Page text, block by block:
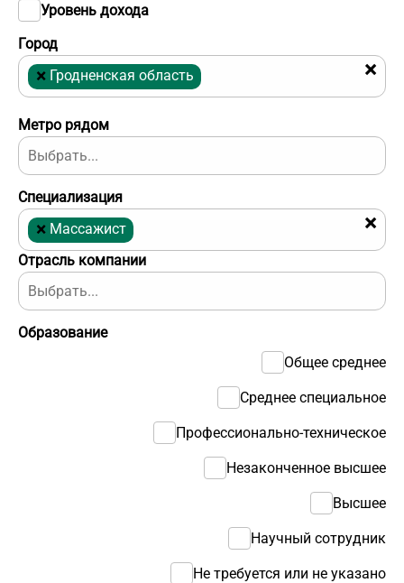
Отрасль компании
Город
×
× Гродненская область
Уровень дохода
Образование
Общее среднее
Среднее специальное
Профессионально-техническое
Незаконченное высшее
Высшее
Научный сотрудник
Не требуется или не указано
Метро рядом
Специализация
×
× Массажист